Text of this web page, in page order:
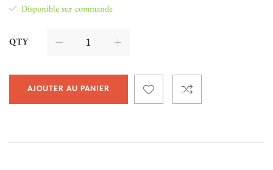
Disponible sur commande
QTY
AJOUTER AU PANIER